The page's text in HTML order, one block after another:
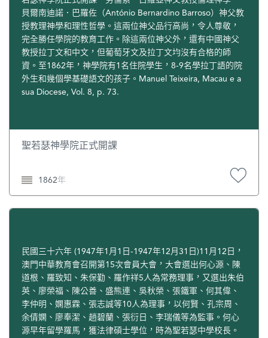
准《澳門教育會章程》，並登載於《澳門政府憲報》1923年
140號─A，原文為葡文，中譯本參見劉羨冰：《澳門教育
史》第274─278頁所附《澳門教育會章程》。其中專門統理
澳門華人所辦一切教育事務的澳門教育行政機關初為華視學
會。澳門學校制度與種類，除西人學校依照葡國教育制度
外，一切華人學校之制度與種類均與內地相同，分為中學、
小學、幼稚園及專科(計政、會計、英語、葡語、職業)等學
附設於民政總局，專門負責督導澳門所有官立學校及各華人
學校之教育機構，由民政總局長兼任教育督導處長。(1941年
導處》，第22頁。)關於華視學會的設立、組織、制度與管理
方式，此處未能給予翔實解釋。又《澳門政府憲報》1931年
第8號第128頁稱：“第596號札，嘉獎禦任華務局局長諾拉斯
古前在任內兼華視學會會長，任內公正敏練，克盡厥職。”
貝爾南迪諾．巴羅佐（António Bernardino Barroso）神父教
授教理神學和理性哲學。這兩位神父品行高尚，令人尊敬，
完全勝任學院的教育工作。除這兩位神父外，還有中國神父
教授拉丁文和中文，但葡萄牙文及拉丁文均沒有合格的師
資。至1862年，神學院有1名住院學生，8-9名學拉丁語的院
外生和幾個學基礎語文的孩子。Manuel Teixeira, Macau e a
sua Diocese, Vol. 8, p. 73.
聖若瑟神學院正式開課
1862年
民國三十六年 (1947年1月1日-1947年12月31日)11月12日，
澳門中華教育會召開第15次會員大會，大會選出何心源、陳
道根、羅致知、朱保勤、羅作祥5人為常務理事，又選出朱伯
英、廖榮福、陳公善、盛熊連、吳秋榮、張鐵軍、何其偉、
李仲明、嫻惠霖、張志誠等10人為理事，以何賢、孔宗周、
余倩嫻、廖奉潔、趙碧蘭、張衍日、李瑞儀等為監事。何心
源早年留學羅馬，獲法律碩士學位，時為聖若瑟中學校長。